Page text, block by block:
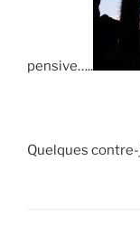
pensive…..
Quelques